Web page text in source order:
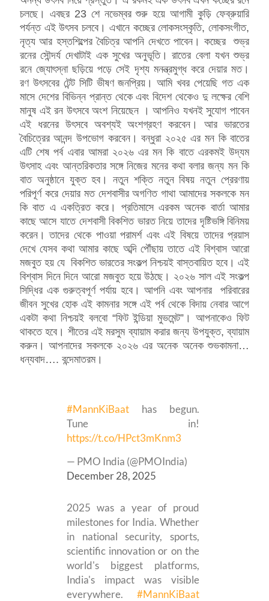
চলছে। এবছর 23 শে নভেম্বর শুরু হয়ে আগামী কুড়ি ফেব্রুয়ারি
পর্যন্ত এই উৎসব চলবে। এখানে কচ্ছের লোকসংস্কৃতি, লোকসংগীত,
নৃত্য আর হস্তশিল্পের বৈচিত্র আপনি দেখতে পাবেন। কচ্ছের শুভ্র
রনের সৌন্দর্য দেখাটাই এক সুখের অনুভূতি। রাতের বেলা যখন শুভ্র
রনে জ্যোৎস্না ছড়িয়ে পড়ে সেই দৃশ্য মনন্ত্রমুগ্ধ করে দেয়ার মত।
রণ উৎসবের টেন্ট সিটি ভীষণ জনপ্রিয়। আমি খবর পেয়েছি গত এক
মাসে দেশের বিভিন্ন প্রান্ত থেকে এবং বিদেশ থেকেও দু লক্ষের বেশি
মানুষ এই রন উৎসবে অংশ নিয়েছেন । আপনিও যখনই সুযোগ পাবেন
এই ধরনের উৎসবে অবশ্যই অংশগ্রহণ করবেন। আর ভারতের
বৈচিত্রের আনন্দ উপভোগ করবেন। বন্ধুরা ২০২৫ এর মন কি বাতের
এটি শেষ পর্ব এবার আমরা ২০২৬ এর মন কি বাতে এরকমই উদ্যম
উৎসাহ এবং আন্তরিকতার সঙ্গে নিজের মনের কথা বলার জন্য মন কি
বাত অনুষ্ঠানে যুক্ত হব। নতুন শক্তি নতুন বিষয় নতুন প্রেরণায়
পরিপূর্ণ করে দেয়ার মত দেশবাসীর অগণিত গাথা আমাদের সকলকে মন
কি বাত এ একত্রিত করে। প্রতিমাসে এরকম অনেক বার্তা আমার
কাছে আসে যাতে দেশবাসী বিকশিত ভারত নিয়ে তাদের দৃষ্টিভঙ্গি বিনিময়
করেন। তাদের থেকে পাওয়া পরামর্শ এবং এই বিষয়ে তাদের প্রয়াস
দেখে যেসব কথা আমার কাছে অব্দি পৌঁছায় তাতে এই বিশ্বাস আরো
মজবুত হয় যে বিকশিত ভারতের সংকল্প নিশ্চয়ই বাস্তবায়িত হবে। এই
বিশ্বাস দিনে দিনে আরো মজবুত হয়ে উঠছে। ২০২৬ সাল এই সংকল্প
সিদ্ধির এক গুরুত্বপূর্ণ পর্যায় হবে। আপনি এবং আপনার পরিবারের
জীবন সুখের হোক এই কামনার সঙ্গে এই পর্ব থেকে বিদায় নেবার আগে
একটা কথা নিশ্চয়ই বলবো “ফিট ইন্ডিয়া মুভমেন্ট”। আপনাকেও ফিট
থাকতে হবে। শীতের এই মরসুম ব্যায়াম করার জন্য উপযুক্ত, ব্যায়াম
করুন। আপনাদের সকলকে ২০২৬ এর অনেক অনেক শুভকামনা…
ধন্যবাদ…. বন্দেমাতরম।
#MannKiBaat has begun.
Tune in!
https://t.co/HPct3mKnm3
— PMO India (@PMOIndia)
December 28, 2025
2025 was a year of proud
milestones for India. Whether
in national security, sports,
scientific innovation or on the
world's biggest platforms,
India's impact was visible
everywhere. #MannKiBaat